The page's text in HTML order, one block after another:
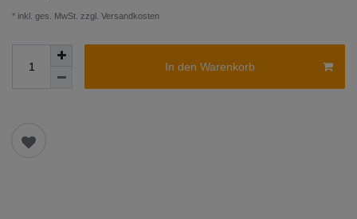
* inkl. ges. MwSt. zzgl. Versandkosten
In den Warenkorb